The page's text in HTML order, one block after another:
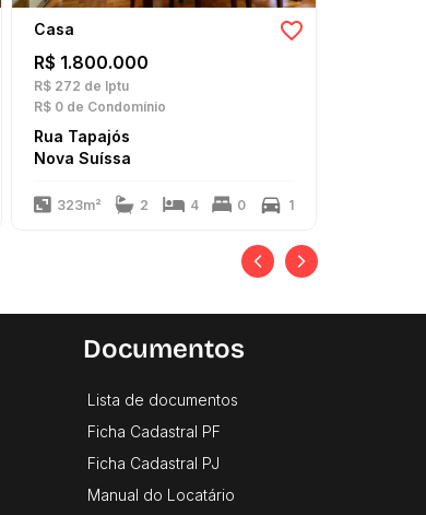
Casa
R$ 1.800.000
R$ 272 de Iptu
R$ 0 de Condomínio
Rua Tapajós
Nova Suíssa
323m² 2 4 0 1
Documentos
Lista de documentos
Ficha Cadastral PF
Ficha Cadastral PJ
Manual do Locatário